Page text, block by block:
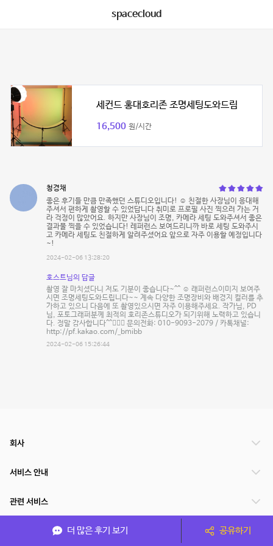
spacecloud
세컨드 홍대호리존 조명세팅도와드림
16,500 원/시간
청경채
좋은 후기들 만큼 만족했던 스튜디오입니다! ☺ 친절한 사장님이 응대해
주셔서 편하게 촬영할 수 있었답니다 취미로 프로필 사진 찍으러 가는 거
라 걱정이 많았어요. 하지만 사장님이 조명, 카메라 세팅 도와주셔서 좋은
결과물 찍을 수 있었습니다! 레퍼런스 보여드리니까 바로 세팅 도와주시
고 카메라 세팅도 친절하게 알려주셨어요 앞으로 자주 이용할 예정입니다
~!
2024-02-06 13:28:20
호스트님의 답글
촬영 잘 마치셨다니 저도 기분이 좋습니다~^^ ☺️ 래퍼런스이미지 보여주
시면 조명세팅도와드립니다~~ 계속 다양한 조명장비와 배경지 컬러를 추
가하고 있으니 다음에 또 촬영있으시면 자주 이용해주세요. 작가님, PD
님, 포토그래퍼분께 최적의 호리존스튜디오가 되기위해 노력하고 있습니
다. 정말 감사합니다^^🙇🏻‍♂️ 문의전화: 010-9093-2079 / 카톡채널:
http://pf.kakao.com/_bmibb
2024-02-06 15:26:44
더 많은 후기 보기 공유하기
회사
서비스 안내
관련 서비스